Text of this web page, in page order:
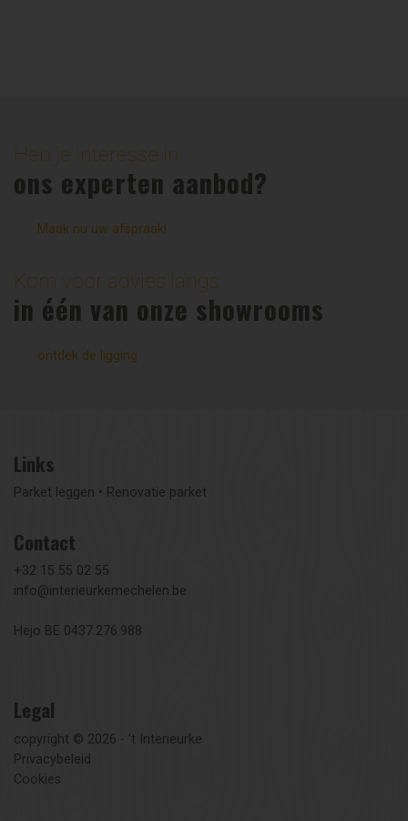
Heb je interesse in
ons experten aanbod?
Maak nu uw afspraak!
Kom voor advies langs
in één van onze showrooms
ontdek de ligging
Links
Parket leggen • Renovatie parket
Contact
+32 15 55 02 55
info@interieurkemechelen.be
Hejo BE 0437.276.988
Legal
copyright © 2026 - 't Interieurke
Privacybeleid
Cookies